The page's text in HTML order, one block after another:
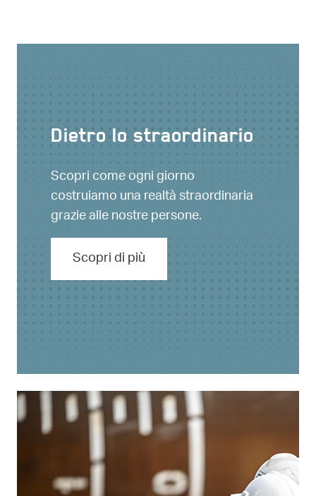
Dietro lo straordinario
Scopri come ogni giorno
costruiamo una realtà straordinaria
grazie alle nostre persone.
Scopri di più